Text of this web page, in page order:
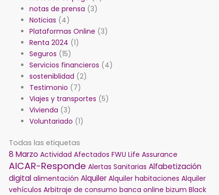
notas de prensa (3)
Noticias (4)
Plataformas Online (3)
Renta 2024 (1)
Seguros (15)
Servicios financieros (4)
sosteniblidad (2)
Testimonio (7)
Viajes y transportes (5)
Vivienda (3)
Voluntariado (1)
Todas las etiquetas
8 Marzo Actividad Afectados FWU Life Assurance
AICAR-Responde Alertas Sanitarias Alfabetización
digital alimentación Alquiler Alquiler habitaciones Alquiler
vehículos Arbitraje de consumo banca online bizum Black